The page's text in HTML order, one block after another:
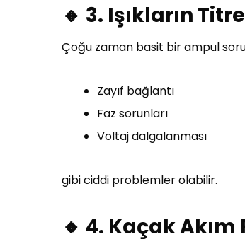
🔸 3. Işıkların
Çoğu zaman basit bir ampul
Zayıf bağlantı
Faz sorunları
Voltaj dalgalanması
gibi ciddi problemler olabilir.
🔸 4. Kaçak